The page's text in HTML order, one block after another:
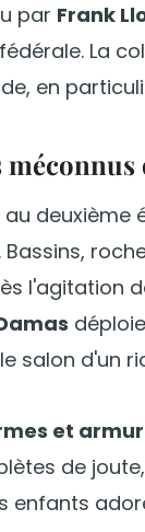
par Frank
La
en
au deuxième
Bassins,
l'agitation
salon d'un
et
de
enfants